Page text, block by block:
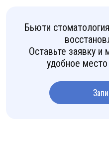
Бьюти
Оставьте заявку
удобное